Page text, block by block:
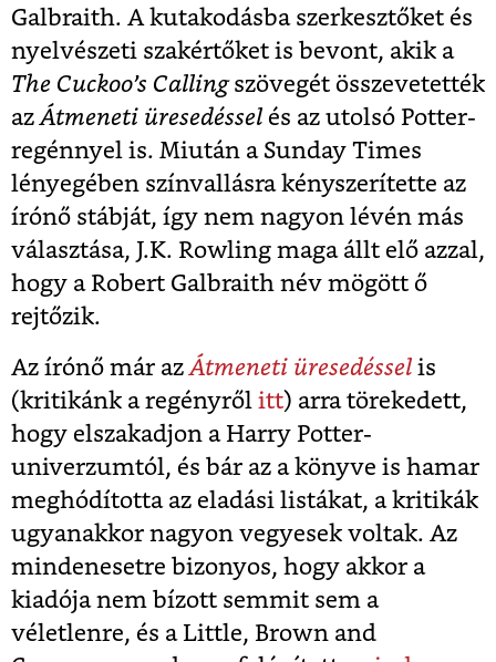
Galbraith. A kutakodásba szerkesztőket és
nyelvészeti szakértőket is bevont, akik a
The Cuckoo’s Callingszövegét összevetették
az Átmeneti üresedéssel és az utolsó Potter-
regénnyel is. Miután a Sunday Times
lényegében színvallásra kényszerítette az
írónő stábját, így nem nagyon lévén más
választása, J.K. Rowling maga állt elő azzal,
hogy a Robert Galbraith név mögött ő
rejtőzik.
Az írónő már az Átmeneti üresedéssel is
(kritikánk a regényről itt) arra törekedett,
hogy elszakadjon a Harry Potter-
univerzumtól, és bár az a könyve is hamar
meghódította az eladási listákat, a kritikák
ugyanakkor nagyon vegyesek voltak. Az
mindenesetre bizonyos, hogy akkor a
kiadója nem bízott semmit sem a
véletlenre, és a Little, Brown and